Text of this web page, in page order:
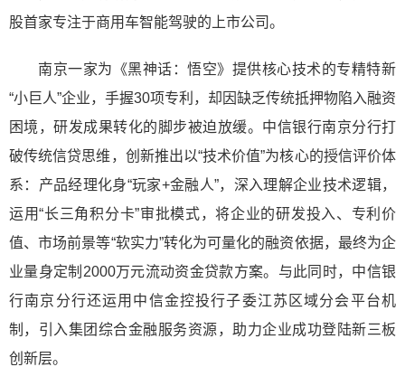
股首家专注于商用车智能驾驶的上市公司。
南京一家为《黑神话：悟空》提供核心技术的专精特新
“小巨人”企业，手握30项专利，却因缺乏传统抵押物陷入融资
困境，研发成果转化的脚步被迫放缓。中信银行南京分行打
破传统信贷思维，创新推出以“技术价值”为核心的授信评价体
系：产品经理化身“玩家+金融人”，深入理解企业技术逻辑，
运用“长三角积分卡”审批模式，将企业的研发投入、专利价
值、市场前景等“软实力”转化为可量化的融资依据，最终为企
业量身定制2000万元流动资金贷款方案。与此同时，中信银
行南京分行还运用中信金控投行子委江苏区域分会平台机
制，引入集团综合金融服务资源，助力企业成功登陆新三板
创新层。